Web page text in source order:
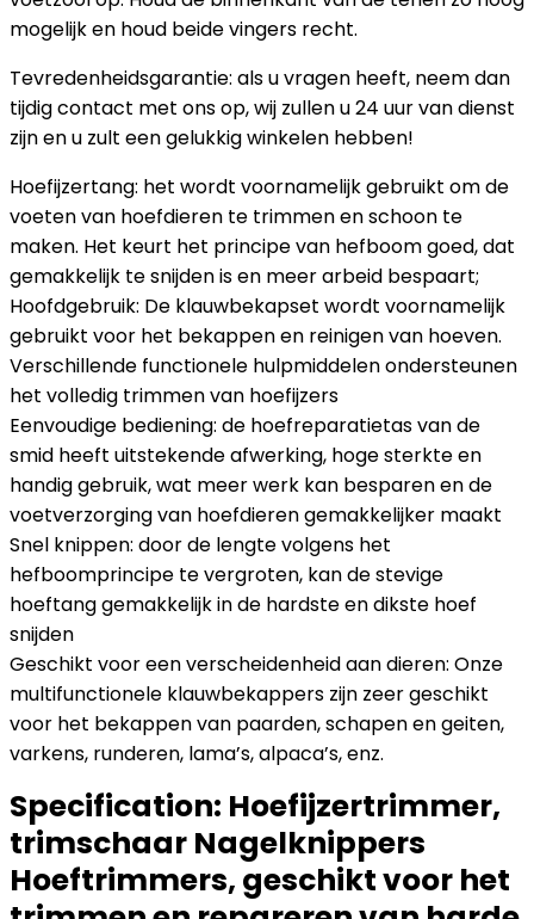
mogelijk en houd beide vingers recht.
Tevredenheidsgarantie: als u vragen heeft, neem dan
tijdig contact met ons op, wij zullen u 24 uur van dienst
zijn en u zult een gelukkig winkelen hebben!
Hoefijzertang: het wordt voornamelijk gebruikt om de
voeten van hoefdieren te trimmen en schoon te
maken. Het keurt het principe van hefboom goed, dat
gemakkelijk te snijden is en meer arbeid bespaart;
Hoofdgebruik: De klauwbekapset wordt voornamelijk
gebruikt voor het bekappen en reinigen van hoeven.
Verschillende functionele hulpmiddelen ondersteunen
het volledig trimmen van hoefijzers
Eenvoudige bediening: de hoefreparatietas van de
smid heeft uitstekende afwerking, hoge sterkte en
handig gebruik, wat meer werk kan besparen en de
voetverzorging van hoefdieren gemakkelijker maakt
Snel knippen: door de lengte volgens het
hefboomprincipe te vergroten, kan de stevige
hoeftang gemakkelijk in de hardste en dikste hoef
snijden
Geschikt voor een verscheidenheid aan dieren: Onze
multifunctionele klauwbekappers zijn zeer geschikt
voor het bekappen van paarden, schapen en geiten,
varkens, runderen, lama’s, alpaca’s, enz.
Specification: Hoefijzertrimmer,
trimschaar Nagelknippers
Hoeftrimmers, geschikt voor het